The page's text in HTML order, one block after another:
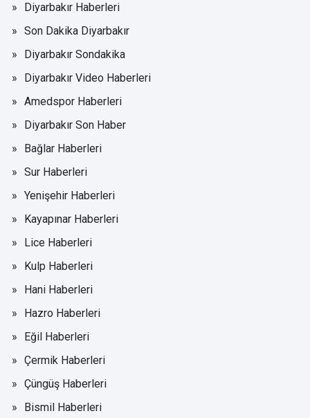
Diyarbakır Haberleri
Son Dakika Diyarbakır
Diyarbakır Sondakika
Diyarbakır Video Haberleri
Amedspor Haberleri
Diyarbakır Son Haber
Bağlar Haberleri
Sur Haberleri
Yenişehir Haberleri
Kayapınar Haberleri
Lice Haberleri
Kulp Haberleri
Hani Haberleri
Hazro Haberleri
Eğil Haberleri
Çermik Haberleri
Çüngüş Haberleri
Bismil Haberleri